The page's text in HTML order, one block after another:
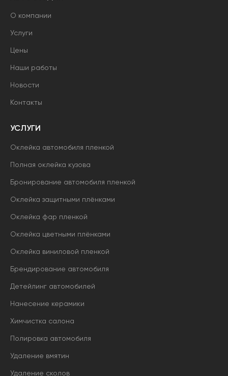
О компании
Услуги
Цены
Наши работы
Новости
Контакты
УСЛУГИ
Оклейка автомобиля пленкой
Полная оклейка кузова
Бронирование автомобиля пленкой
Оклейка защитными плёнками
Оклейка фар пленкой
Оклейка цветными плёнками
Оклейка виниловой пленкой
Брендирование автомобиля
Детейлинг автомобилей
Нанесение керамики
Химчистка салона
Полировка автомобиля
Удаление вмятин
Удаление сколов